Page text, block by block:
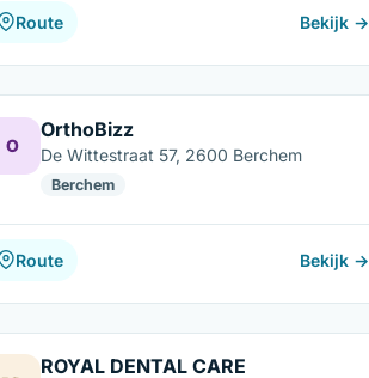
Route Bekijk →
O
OrthoBizz
De Wittestraat 57, 2600 Berchem
Berchem
Route Bekijk →
ROYAL DENTAL CARE